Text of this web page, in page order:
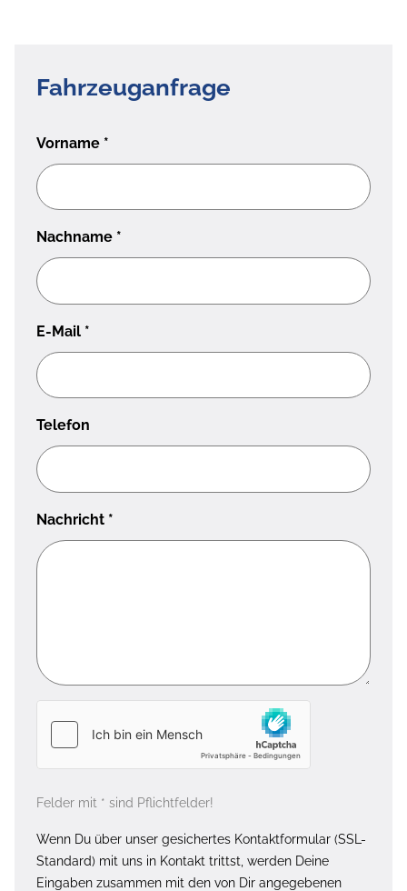
Fahrzeuganfrage
Vorname *
Nachname *
E-Mail *
Telefon
Nachricht *
Felder mit * sind Pflichtfelder!
Wenn Du über unser gesichertes Kontaktformular (SSL-
Standard) mit uns in Kontakt trittst, werden Deine
Eingaben zusammen mit den von Dir angegebenen